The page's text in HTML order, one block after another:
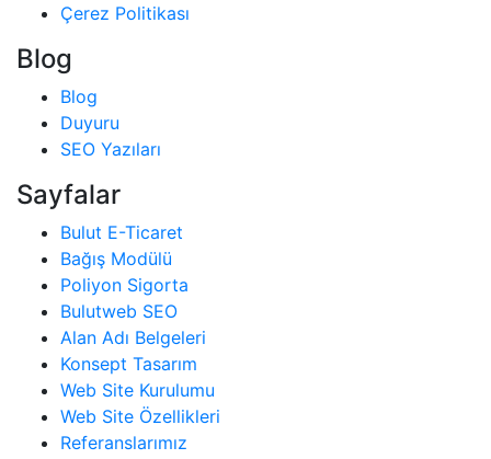
Çerez Politikası
Blog
Blog
Duyuru
SEO Yazıları
Sayfalar
Bulut E-Ticaret
Bağış Modülü
Poliyon Sigorta
Bulutweb SEO
Alan Adı Belgeleri
Konsept Tasarım
Web Site Kurulumu
Web Site Özellikleri
Referanslarımız